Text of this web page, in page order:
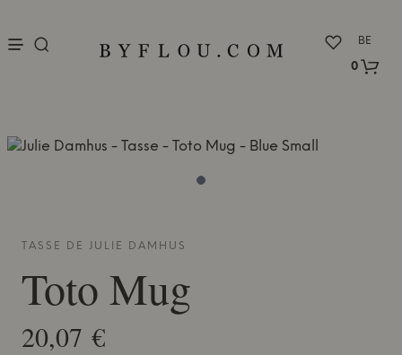
BE
0
TASSE DE JULIE DAMHUS
Toto Mug
20,07 €